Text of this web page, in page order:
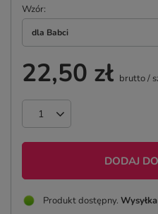
Wzór
dla Babci
22,50 zł brutto/
DODAJ
Produkt dostępny Wysyłka